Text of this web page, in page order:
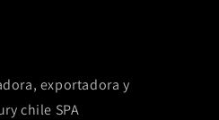
exportadora y
chile SPA